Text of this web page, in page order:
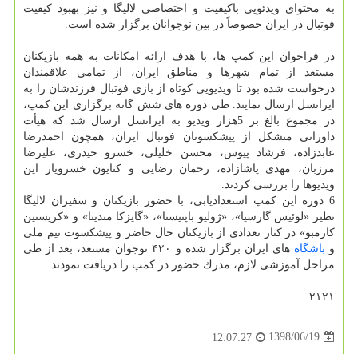
به محتوای ویدئویی باكیفیت و اختصاصی لالیگا و نیز بهبود كیفیت
فوتبال در ایران خصوصاً در بین نوجوانان برگزار شده است.
در فراخوان این كمپ ها، با هدف ارائه امكانات به همه بازیكنان
مستعد از تمام شهرها و مناطق ایران، از تمامی علاقمندان
درخواست شده بود تا ویدیویی كوتاه از بازی فوتبال فرزندشان را به
ایرانسل ارسال نمایند. طی دوره های شش گانه برگزاری این كمپ،
در مجموع بالغ بر 5هزار ویدیو به ایرانسل ارسال شد كه هیأت
داورانی متشكل از پیشكسوتان فوتبال ایران، همچون احمدرضا
عابدزاده، فرشاد پیوس، محسن خلیلی، خسرو حیدری، علیرضا
مرزبان، مهدی پاشازاده، رحمان رضایی و كتایون خسرویار این
ویدیوها را بررسی كردند.
6 دوره این كمپ استعدادیابی، با حضور بازیكنان و سفیران لالیگا
نظیر «لوئیس گارسیا»، «ژولیو باپتیستا»، «گایزكا مندیتا» و «كریستین
كارمبو» در كنار تعدادی از بازیكنان حال حاضر و پیشكسوت تیم ملی
و باشگاه
های ایران برگزار شده و ۴۲۰ نوجوان مستعد، بعد از طی
مراحل آموزشی لازم، مدرك حضور در كمپ را دریافت نمودند.
۲۱۲۱
1398/06/19
12:07:27